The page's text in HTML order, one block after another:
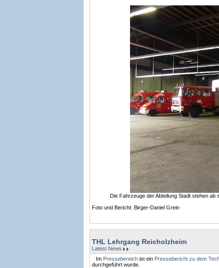
Die Fahrzeuge der Abteilung Stadt stehen
Foto und Bericht: Birger-Daniel Grein
THL Lehrgang Reicholzheim
Latest News
Im Pressebereichist ein Pressebericht zu dem
durchgeführt wurde.